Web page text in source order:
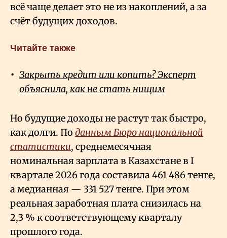
всё чаще делает это не из накоплений, а за
счёт будущих доходов.
Читайте также
Закрыть кредит или копить? Эксперт
объяснила, как не стать нищим
Но будущие доходы не растут так быстро,
как долги. По данным Бюро национальной
статистики, среднемесячная
номинальная зарплата в Казахстане в I
квартале 2026 года составила 461486 тенге,
а медианная — 331 527 тенге. При этом
реальная заработная плата снизилась на
2,3 % к соответствующему кварталу
прошлого года.